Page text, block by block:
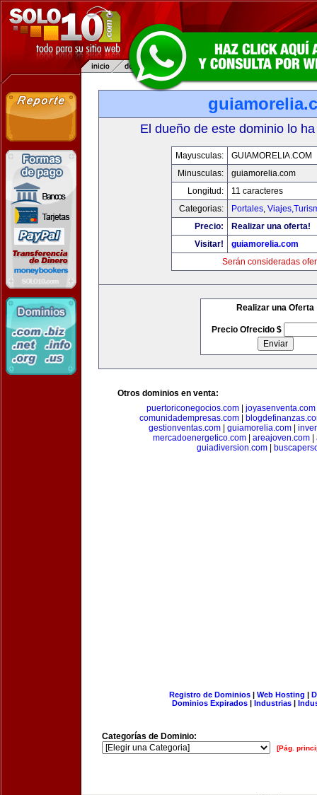
El dueño de este dominio lo
Mayusculas:
GUIAMORELIA.COM
Minusculas:
guiamorelia.com
Longitud:
11 caracteres
Categorias:
Portales,
Precio:
Realizar una oferta!
Visitar!
guiamorelia.com
Serán consideradas
Realizar una Oferta
Precio Ofrecido $
Otros dominios en venta:
puertoriconegocios.com
joyasenventa.com
comunidadempresas.com|
gestionventas.com| guiamorelia.com|
mercadoenergetico.com| areajoven.com|
guiadiversion.com
Registro de Dominios| Web Hosting |
Dominios Expirados | Industrias |
Categorías de Dominio:
[Pág.